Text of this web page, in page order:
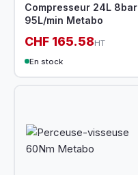
Compresseur 24L 8bar
95L/min Metabo
CHF 165.58HT
En stock